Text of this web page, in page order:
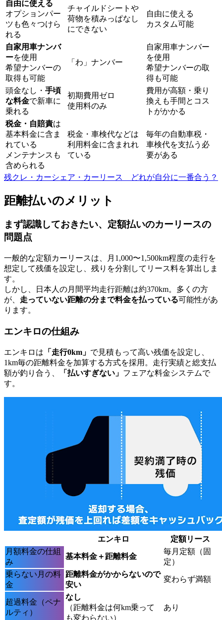
自由に使える
オプションパー
ツも色々つけら
れる
チャイルドシートや
荷物を積みっぱなし
にできない
自由に使える
カスタム可能
自家用車ナンバ
ーを使用
希望ナンバーの
取得も可能
「わ」ナンバー
自家用車ナンバー
を使用
希望ナンバーの取
得も可能
頭金なし・ 手頃
な料金で新車に
乗れる
初期費用ゼロ
使用料のみ
費用が高額・乗り
換えも手間とコス
トがかかる
税金・自賠責は
基本料金に含ま
れている
メンテナンスも
含められる
税金・車検代などは
利用料金に含まれれ
ている
毎年の自動車税・
車検代を支払う必
要がある
残クレ・カーシェア・カーリース どれが自分に一番合う？
距離払いのメリット
まず認識しておきたい、定額払いのカーリースの
問題点
一般的な定額カーリースは、月1,000〜1,500km程度の走行を
想定して残価を設定し、残りを分割してリース料を算出しま
す。
しかし、日本人の月間平均走行距離は約370km。多くの方
が、 走っていない距離の分まで料金を払っている可能性があ
ります。
エンキロの仕組み
エンキロは 「走行0km」 で見積もって高い残価を設定し、
1km毎の距離料金を加算する方式を採用。走行実績と総支払
額が釣り合う、
「払いすぎない」 フェアな料金システムで
す。
エンキロ
定額リース
月額料金の仕組
み
基本料金＋距離料金
毎月定額（固
定）
乗らない月の料
金
距離料金がかからないので
安い
変わらず満額
超過料金（ペナ
ルティ）
なし
（距離料金は何km乗って
も変わらない）
あり